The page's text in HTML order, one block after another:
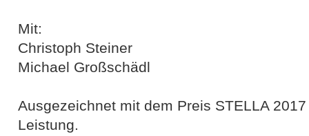
Mit:
Christoph Steiner
Michael Großschädl
Ausgezeichnet mit dem Preis STELLA
Leistung.